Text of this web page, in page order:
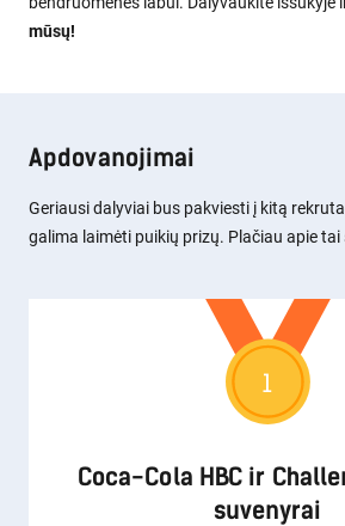
mūsų!
Apdovanojimai
Geriausi dalyviai bus pakviesti į kitą
galima laimėti puikių prizų. Plačiau apie
1
Coca-Cola HBC ir
suvenyrai